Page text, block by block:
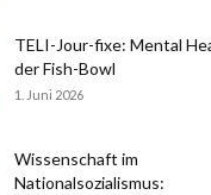
TELI-Jour-fixe: Mental
der Fish-Bowl
1. Juni 2026
Wissenschaft im
Nationalsozialismus: